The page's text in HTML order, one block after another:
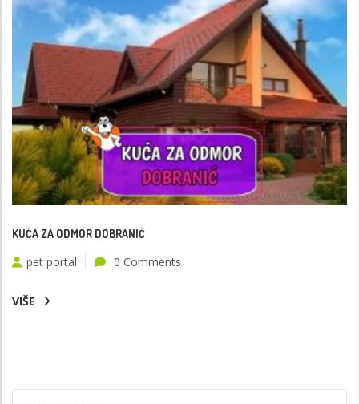
KUĆA ZA ODMOR DOBRANIĆ
pet portal 0 Comments
VIŠE